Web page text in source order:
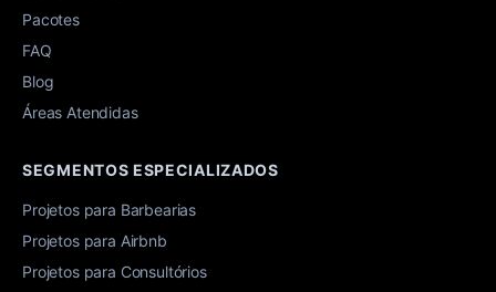
Pacotes
FAQ
Blog
Áreas Atendidas
SEGMENTOS ESPECIALIZADOS
Projetos para Barbearias
Projetos para Airbnb
Projetos para Consultórios